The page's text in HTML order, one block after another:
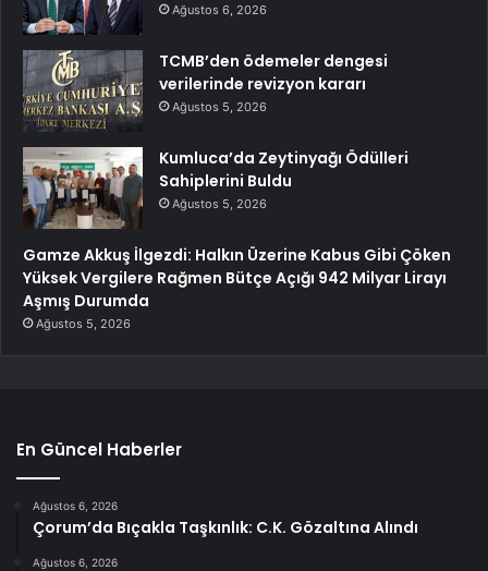
Ağustos 6, 2026
TCMB’den ödemeler dengesi
verilerinde revizyon kararı
Ağustos 5, 2026
Kumluca’da Zeytinyağı Ödülleri
Sahiplerini Buldu
Ağustos 5, 2026
Gamze Akkuş İlgezdi: Halkın Üzerine Kabus Gibi Çöken
Yüksek Vergilere Rağmen Bütçe Açığı 942 Milyar Lirayı
Aşmış Durumda
Ağustos 5, 2026
En Güncel Haberler
Ağustos 6, 2026
Çorum’da Bıçakla Taşkınlık: C.K. Gözaltına Alındı
Ağustos 6, 2026